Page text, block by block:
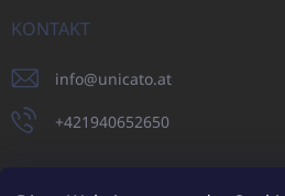
KONTAKT
info@unicato.at
+421940652650